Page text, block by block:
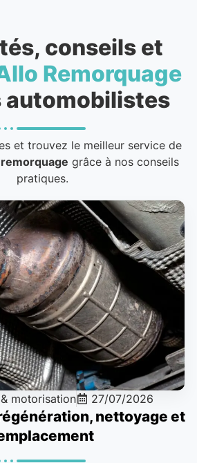
conseils et
Remorquage
automobilistes
et trouvez le meilleur service de
remorquage grâce à nos conseils
pratiques.
motorisation 27/07/2026
nettoyage et